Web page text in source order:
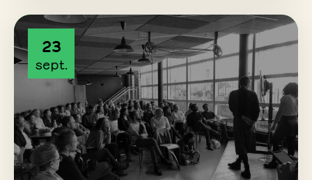
23
sept.